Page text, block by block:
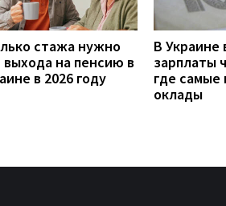
стажа нужно
выхода на пенсию в
в 2026 году
В Украине
зарплаты
где самые
оклады